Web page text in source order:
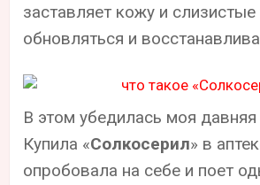
заставляет кожу и слизистые
обновляться и
В этом убедилась моя
Купила «Солкосерил» в
опробовала на себе и поет